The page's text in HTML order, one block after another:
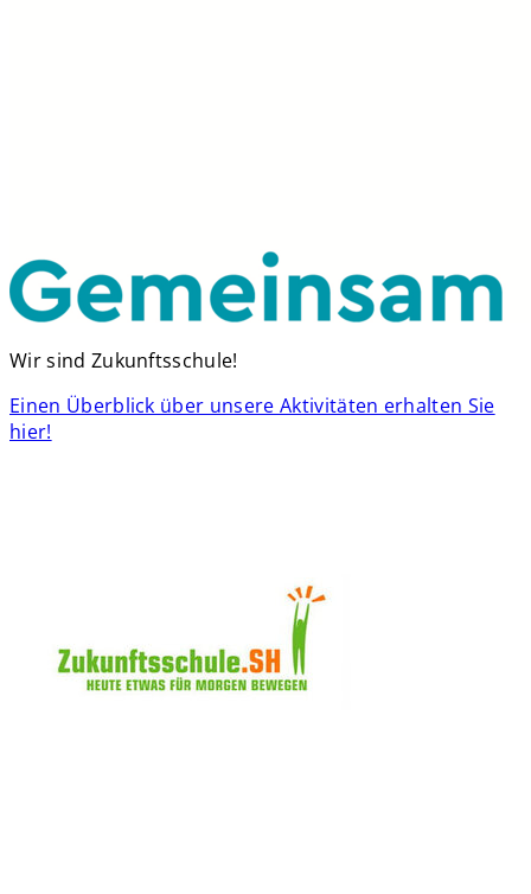
Wir sind Zukunftsschule!
Einen Überblick über unsere Aktivitäten erhalten Sie
hier!